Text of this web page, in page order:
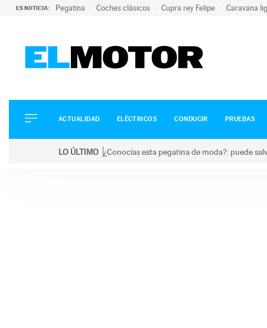
ES NOTICIA: Pegatina Coches clásicos Cupra rey Felipe Caravana
ELÉCTRICOS
CONDUCIR
ACTUALIDAD ELÉCTRICOS CONDUCIR PRUEBAS
LO ÚLTIMO ¿Conocías esta pegatina de moda?: puede